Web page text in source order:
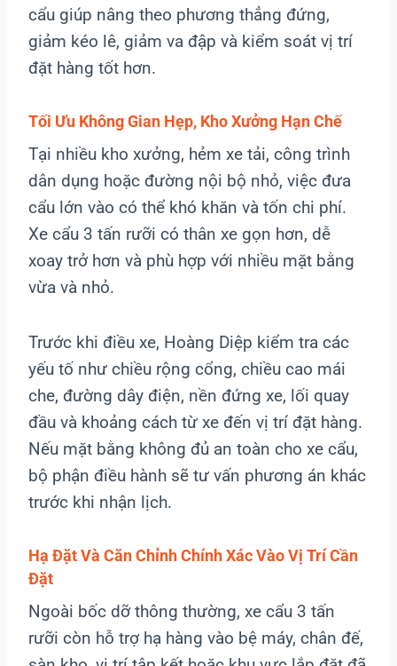
cẩu giúp nâng theo phương thẳng đứng,
giảm kéo lê, giảm va đập và kiểm soát vị trí
đặt hàng tốt hơn.
Tối Ưu Không Gian Hẹp, Kho Xưởng Hạn Chế
Tại nhiều kho xưởng, hẻm xe tải, công trình
dân dụng hoặc đường nội bộ nhỏ, việc đưa
cẩu lớn vào có thể khó khăn và tốn chi phí.
Xe cẩu 3 tấn rưỡi có thân xe gọn hơn, dễ
xoay trở hơn và phù hợp với nhiều mặt bằng
vừa và nhỏ.
Trước khi điều xe, Hoàng Diệp kiểm tra các
yếu tố như chiều rộng cổng, chiều cao mái
che, đường dây điện, nền đứng xe, lối quay
đầu và khoảng cách từ xe đến vị trí đặt hàng.
Nếu mặt bằng không đủ an toàn cho xe cẩu,
bộ phận điều hành sẽ tư vấn phương án khác
trước khi nhận lịch.
Hạ Đặt Và Căn Chỉnh Chính Xác Vào Vị Trí Cần
Đặt
Ngoài bốc dỡ thông thường, xe cẩu 3 tấn
rưỡi còn hỗ trợ hạ hàng vào bệ máy, chân đế,